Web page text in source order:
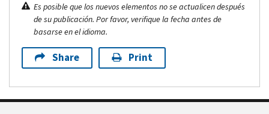
Es posible que los nuevos elementos no se actualicen después
de su publicación. Por favor, verifique la fecha antes de
basarse en el idioma.
Share Print